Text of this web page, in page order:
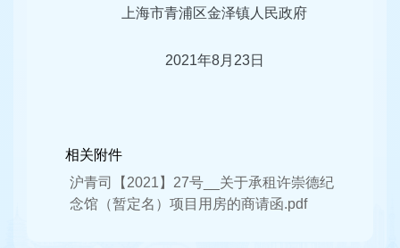
上海市青浦区金泽镇人民政府
2021年8月23日
相关附件
沪青司【2021】27号__关于承租许崇德纪
念馆（暂定名）项目用房的商请函.pdf